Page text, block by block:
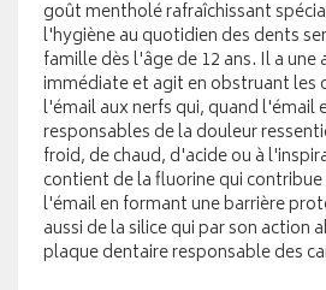
goût mentholé rafraîchissant
l'hygiène au quotidien des dents
famille dès l'âge de 12 ans. Il a
immédiate et agit en obstruant les
l'émail aux nerfs qui, quand l'émail
responsables de la douleur
froid, de chaud, d'acide ou à
contient de la fluorine qui
l'émail en formant une barrière
aussi de la silice qui par son action
plaque dentaire responsable des